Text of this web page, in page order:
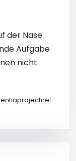
der Nase
Aufgabe
nicht